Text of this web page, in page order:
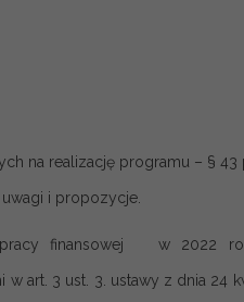
na realizację programu – § 43
i propozycje.
finansowej w 2022
art. 3 ust. 3. ustawy z dnia 24